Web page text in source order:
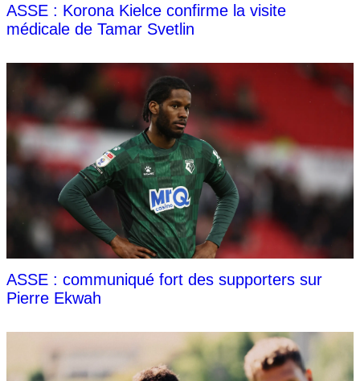
ASSE : Korona Kielce confirme la visite
médicale de Tamar Svetlin
ASSE : communiqué fort des supporters sur
Pierre Ekwah